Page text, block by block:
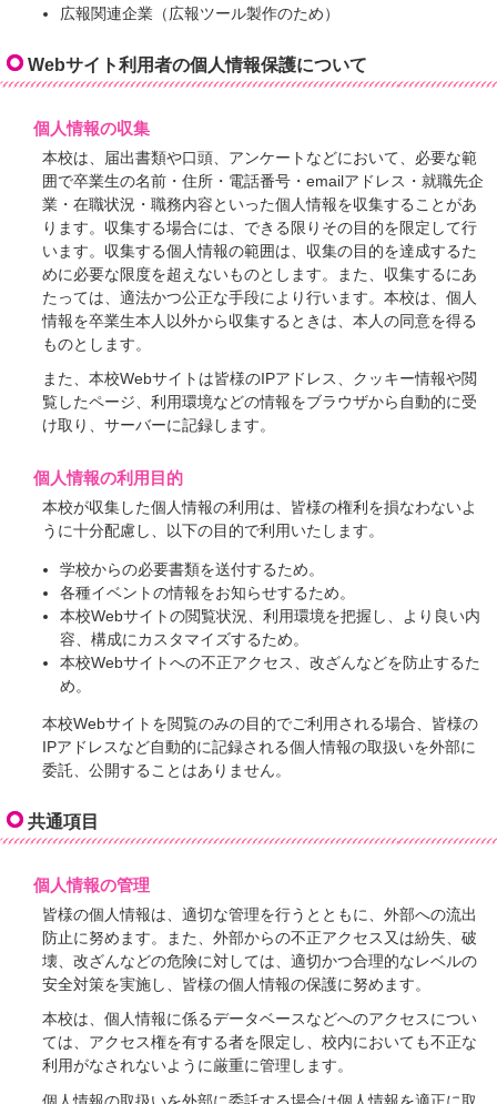
広報関連企業（広報ツール製作のため）
Webサイト利用者の個人情報保護について
個人情報の収集
本校は、届出書類や口頭、アンケートなどにおいて、必要な範
囲で卒業生の名前・住所・電話番号・emailアドレス・就職先企
業・在職状況・職務内容といった個人情報を収集することがあ
ります。収集する場合には、できる限りその目的を限定して行
います。収集する個人情報の範囲は、収集の目的を達成するた
めに必要な限度を超えないものとします。また、収集するにあ
たっては、適法かつ公正な手段により行います。本校は、個人
情報を卒業生本人以外から収集するときは、本人の同意を得る
ものとします。
また、本校Webサイトは皆様のIPアドレス、クッキー情報や閲
覧したページ、利用環境などの情報をブラウザから自動的に受
け取り、サーバーに記録します。
個人情報の利用目的
本校が収集した個人情報の利用は、皆様の権利を損なわないよ
うに十分配慮し、以下の目的で利用いたします。
学校からの必要書類を送付するため。
各種イベントの情報をお知らせするため。
本校Webサイトの閲覧状況、利用環境を把握し、より良い内
容、構成にカスタマイズするため。
本校Webサイトへの不正アクセス、改ざんなどを防止するた
め。
本校Webサイトを閲覧のみの目的でご利用される場合、皆様の
IPアドレスなど自動的に記録される個人情報の取扱いを外部に
委託、公開することはありません。
共通項目
個人情報の管理
皆様の個人情報は、適切な管理を行うとともに、外部への流出
防止に努めます。また、外部からの不正アクセス又は紛失、破
壊、改ざんなどの危険に対しては、適切かつ合理的なレベルの
安全対策を実施し、皆様の個人情報の保護に努めます。
本校は、個人情報に係るデータベースなどへのアクセスについ
ては、アクセス権を有する者を限定し、校内においても不正な
利用がなされないように厳重に管理します。